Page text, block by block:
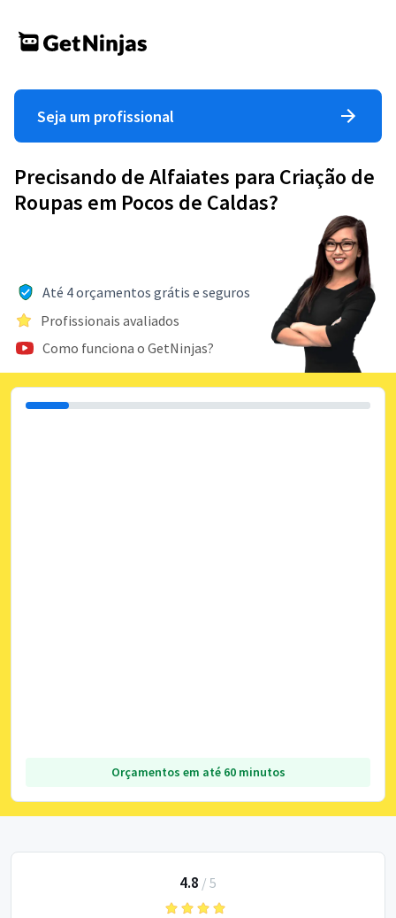
Seja um profissional
Precisando de Alfaiates para Criação de
Roupas em Pocos de Caldas?
Até 4 orçamentos grátis e seguros
Profissionais avaliados
Como funciona o GetNinjas?
Orçamentos em até 60 minutos
4.8 / 5